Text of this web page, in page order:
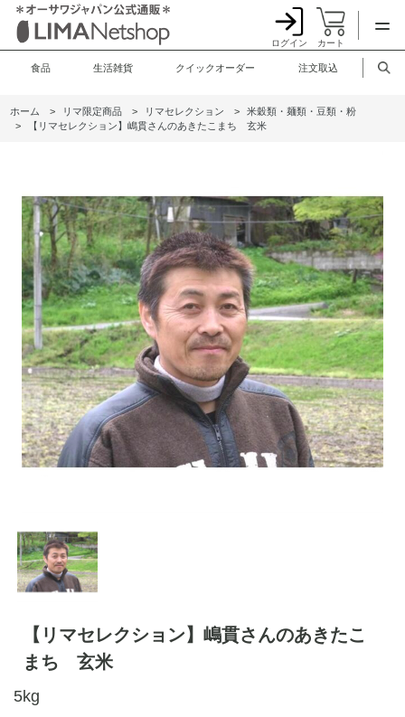
ログイン カート
食品 生活雑貨 クイックオーダー 注文取込
ホーム > リマ限定商品 > リマセレクション >
米穀類・麺類・豆類・粉
>
【リマセレクション】嶋貫さんのあきたこまち 玄米
【リマセレクション】嶋貫さんのあきたこ
まち 玄米
5kg